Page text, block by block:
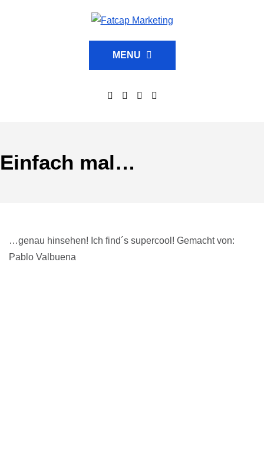
MENU
Einfach mal…
…genau hinsehen! Ich find´s supercool! Gemacht von:
Pablo Valbuena